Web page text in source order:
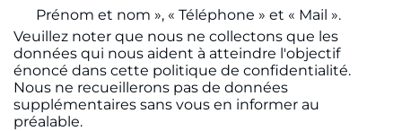
Prénom et nom », « Téléphone » et « Mail ».
Veuillez noter que nous ne collectons que les
données qui nous aident à atteindre l'objectif
énoncé dans cette politique de confidentialité.
Nous ne recueillerons pas de données
supplémentaires sans vous en informer au
préalable.